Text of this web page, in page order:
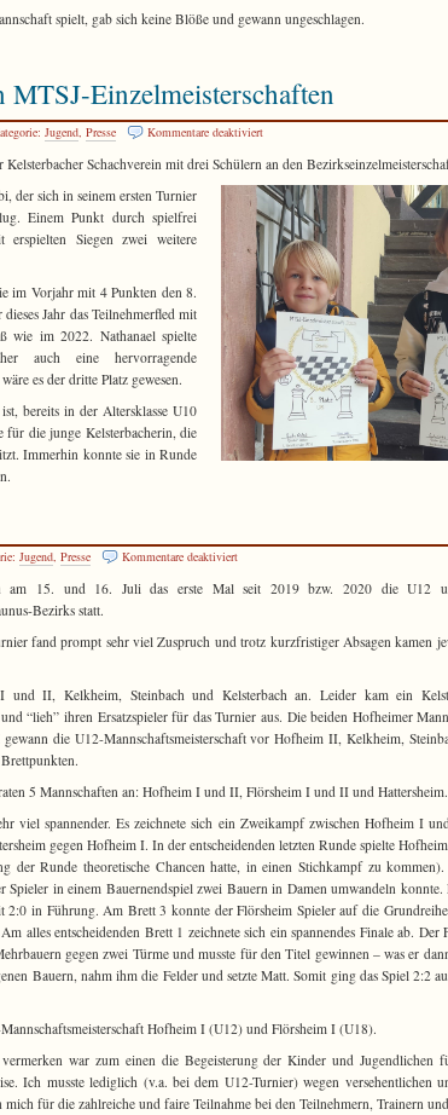
Jugendvereinsmeister
spielt, gab sich keine Blöße und gewann ungeschlagen.
Einzelmeisterschaften
Jugend Presse Kommentare deaktiviertfür
Debüt
bei
den
MTSJ-
Einzelmeisterschaften
Schachverein mit drei Schülern an den
der sich in seinem ersten Turnier
Einem Punkt durch spielfrei
Siegen zwei weitere
im Vorjahr mit 4 Punkten den 8.
Jahr das Teilnehmerfled mit
wie im 2022. Nathanael spielte
auch eine hervorragende
es der dritte Platz gewesen.
bereits in der Altersklasse U10
für die junge Kelsterbacherin, die
Immerhin konnte sie in Runde
Jugend Presse Kommentare deaktiviertfür
MTSJ-
am 15. und 16. Juli das erste Mal seit 2019 bzw. 2020 die U12
Bezirks statt.
fand prompt sehr viel Zuspruch und trotz kurzfristiger Absagen kamen
II, Kelkheim, Steinbach und Kelsterbach an. Leider kam ein
“lieh” ihren Ersatzspieler für das Turnier aus. Die beiden Hofheimer
die U12-Mannschaftsmeisterschaft vor Hofheim II, Kelkheim,
5 Mannschaften an: Hofheim I und II, Flörsheim I und II und Hattersheim.
viel spannender. Es zeichnete sich ein Zweikampf zwischen Hofheim I
gegen Hofheim I. In der entscheidenden letzten Runde spielte
der Runde theoretische Chancen hatte, in einen Stichkampf zu
in einem Bauernendspiel zwei Bauern in Damen umwandeln
2:0 in Führung. Am Brett 3 konnte der Flörsheim Spieler auf die
alles entscheidenden Brett 1 zeichnete sich ein spannendes Finale ab. Der
gegen zwei Türme und musste für den Titel gewinnen – was er
Bauern, nahm ihm die Felder und setzte Matt. Somit ging das Spiel 2:2
Hofheim I (U12) und Flörsheim I (U18).
war zum einen die Begeisterung der Kinder und Jugendlichen
Ich musste lediglich (v.a. bei dem U12-Turnier) wegen versehentlichen
für die zahlreiche und faire Teilnahme bei den Teilnehmern, Trainern